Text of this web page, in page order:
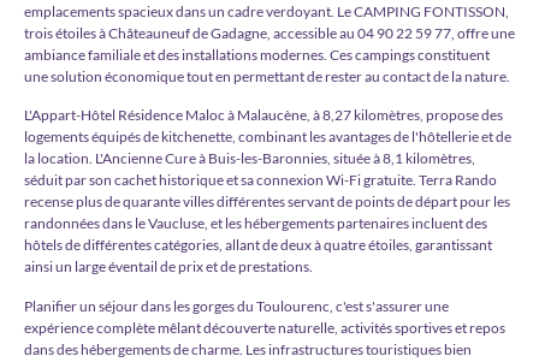
emplacements spacieux dans un cadre verdoyant. Le CAMPING FONTISSON,
trois étoiles à Châteauneuf de Gadagne, accessible au 04 90 22 59 77, offre une
ambiance familiale et des installations modernes. Ces campings constituent
une solution économique tout en permettant de rester au contact de la nature.
L'Appart-Hôtel Résidence Maloc à Malauc­ène, à 8,27 kilomètres, propose des
logements équipés de kitchenette, combinant les avantages de l'hôtellerie et de
la location. L'Ancienne Cure à Buis-les-Baronnies, située à 8,1 kilomètres,
séduit par son cachet historique et sa connexion Wi-Fi gratuite. Terra Rando
recense plus de quarante villes différentes servant de points de départ pour les
randonnées dans le Vaucluse, et les hébergements partenaires incluent des
hôtels de différentes catégories, allant de deux à quatre étoiles, garantissant
ainsi un large éventail de prix et de prestations.
Planifier un séjour dans les gorges du Toulourenc, c'est s'assurer une
expérience complète mêlant découverte naturelle, activités sportives et repos
dans des hébergements de charme. Les infrastructures touristiques bien